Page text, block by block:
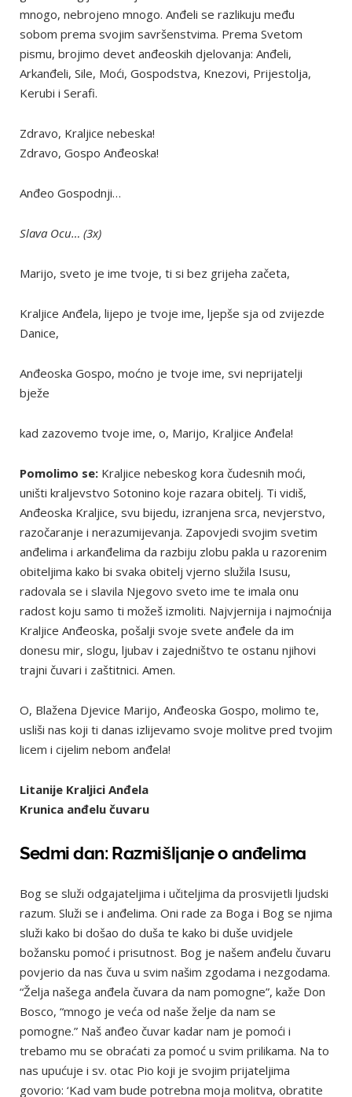
mnogo, nebrojeno mnogo. Anđeli se razlikuju među
sobom prema svojim savršenstvima. Prema Svetom
pismu, brojimo devet anđeoskih djelovanja: Anđeli,
Arkanđeli, Sile, Moći, Gospodstva, Knezovi, Prijestolja,
Kerubi i Serafi.
Zdravo, Kraljice nebeska!
Zdravo, Gospo Anđeoska!
Anđeo Gospodnji…
Slava Ocu… (3x)
Marijo, sveto je ime tvoje, ti si bez grijeha začeta,
Kraljice Anđela, lijepo je tvoje ime, ljepše sja od zvijezde
Danice,
Anđeoska Gospo, moćno je tvoje ime, svi neprijatelji
bježe
kad zazovemo tvoje ime, o, Marijo, Kraljice Anđela!
Pomolimo se: Kraljice nebeskog kora čudesnih moći,
uništi kraljevstvo Sotonino koje razara obitelj. Ti vidiš,
Anđeoska Kraljice, svu bijedu, izranjena srca, nevjerstvo,
razočaranje i nerazumijevanja. Zapovjedi svojim svetim
anđelima i arkanđelima da razbiju zlobu pakla u razorenim
obiteljima kako bi svaka obitelj vjerno služila Isusu,
radovala se i slavila Njegovo sveto ime te imala onu
radost koju samo ti možeš izmoliti. Najvjernija i najmoćnija
Kraljice Anđeoska, pošalji svoje svete anđele da im
donesu mir, slogu, ljubav i zajedništvo te ostanu njihovi
trajni čuvari i zaštitnici. Amen.
O, Blažena Djevice Marijo, Anđeoska Gospo, molimo te,
usliši nas koji ti danas izlijevamo svoje molitve pred tvojim
licem i cijelim nebom anđela!
Litanije Kraljici Anđela
Krunica anđelu čuvaru
Sedmi dan: Razmišljanje o anđelima
Bog se služi odgajateljima i učiteljima da prosvijetli ljudski
razum. Služi se i anđelima. Oni rade za Boga i Bog se njima
služi kako bi došao do duša te kako bi duše uvidjele
božansku pomoć i prisutnost. Bog je našem anđelu čuvaru
povjerio da nas čuva u svim našim zgodama i nezgodama.
“Želja našega anđela čuvara da nam pomogne”, kaže Don
Bosco, “mnogo je veća od naše želje da nam se
pomogne.” Naš anđeo čuvar kadar nam je pomoći i
trebamo mu se obraćati za pomoć u svim prilikama. Na to
nas upućuje i sv. otac Pio koji je svojim prijateljima
govorio: ‘Kad vam bude potrebna moja molitva, obratite